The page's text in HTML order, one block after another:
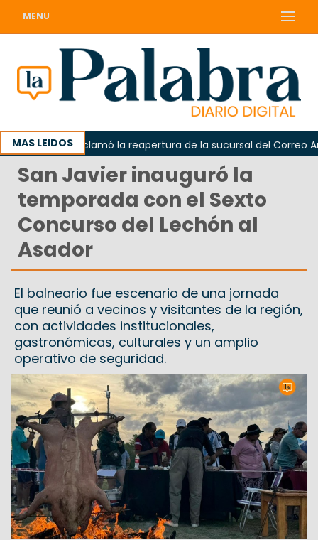
MENU
MAS LEIDOS
Odarda reclamó la reapertura de la sucursal del Correo
San Javier inauguró la
temporada con el Sexto
Concurso del Lechón al
Asador
El balneario fue escenario de una jornada
que reunió a vecinos y visitantes de la región,
con actividades institucionales,
gastronómicas, culturales y un amplio
operativo de seguridad.